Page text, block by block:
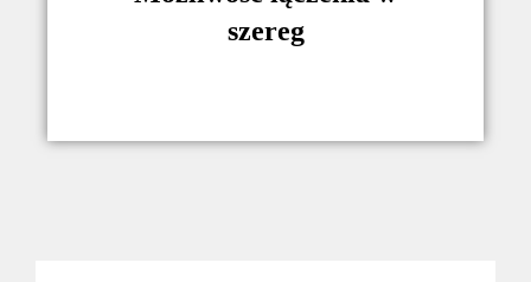
szereg